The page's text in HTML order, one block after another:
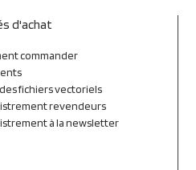
d'achat
commander
fichiers vectoriels
revendeurs
à la newsletter